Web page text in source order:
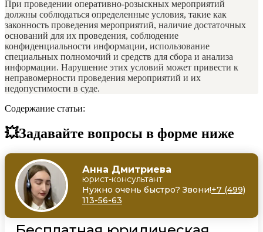
При проведении оперативно-розыскных мероприятий
должны соблюдаться определенные условия, такие как
законность проведения мероприятий, наличие достаточных
оснований для их проведения, соблюдение
конфиденциальности информации, использование
специальных полномочий и средств для сбора и анализа
информации. Нарушение этих условий может привести к
неправомерности проведения мероприятий и их
недопустимости в суде.
Содержание статьи:
💥Задавайте вопросы в форме ниже